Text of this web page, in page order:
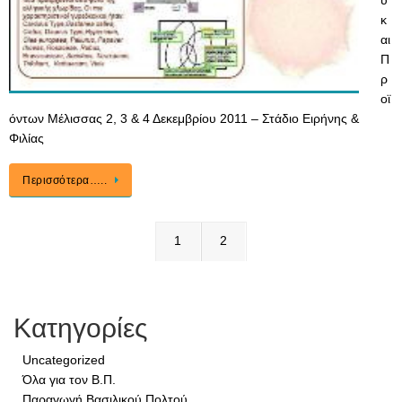
κ
αι
Π
ρ
οϊ
όντων Μέλισσας 2, 3 & 4 Δεκεμβρίου 2011 – Στάδιο Ειρήνης &
Φιλίας
Περισσότερα…..
1 2
Κατηγορίες
Uncategorized
Όλα για τον Β.Π.